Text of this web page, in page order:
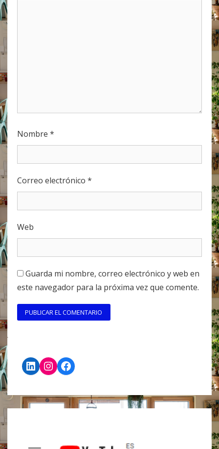
Nombre *
Correo electrónico *
Web
Guarda mi nombre, correo electrónico y web en
este navegador para la próxima vez que comente.
LinkedIn
Instagram
Facebook